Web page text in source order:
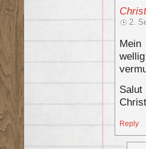
2.
Salut
Reply